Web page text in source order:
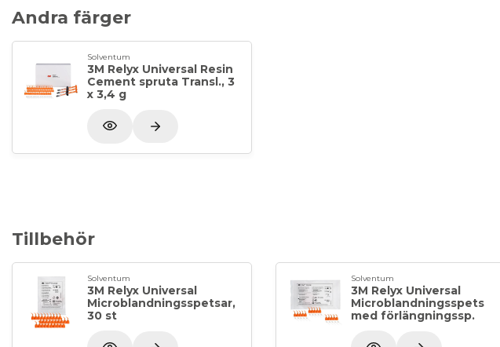
Andra färger
Solventum
3M Relyx Universal Resin
Cement spruta Transl., 3
x 3,4 g
Tillbehör
Solventum
3M Relyx Universal
Microblandningsspetsar,
30 st
Solventum
3M Relyx Universal
Microblandningsspets
med förlängningssp.